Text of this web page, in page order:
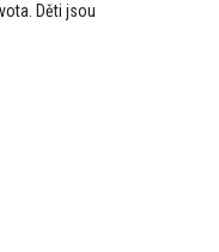
Děti jsou